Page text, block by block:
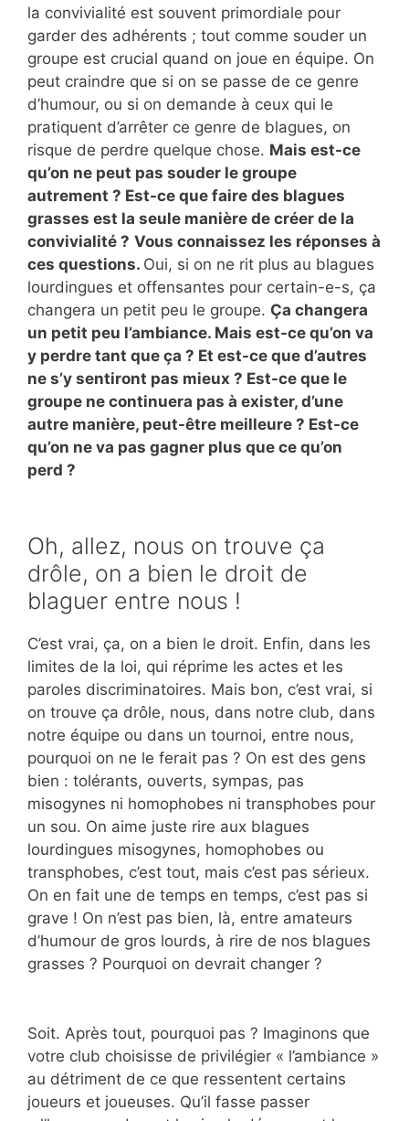
la convivialité est souvent primordiale pour
garder des adhérents ; tout comme souder un
groupe est crucial quand on joue en équipe. On
peut craindre que si on se passe de ce genre
d’humour, ou si on demande à ceux qui le
pratiquent d’arrêter ce genre de blagues, on
risque de perdre quelque chose. Mais est-ce
qu’on ne peut pas souder le groupe
autrement ? Est-ce que faire des blagues
grasses est la seule manière de créer de la
convivialité ? Vous connaissez les réponses à
ces questions. Oui, si on ne rit plus au blagues
lourdingues et offensantes pour certain-e-s, ça
changera un petit peu le groupe. Ça changera
un petit peu l’ambiance. Mais est-ce qu’on va
y perdre tant que ça ? Et est-ce que d’autres
ne s’y sentiront pas mieux ? Est-ce que le
groupe ne continuera pas à exister, d’une
autre manière, peut-être meilleure ? Est-ce
qu’on ne va pas gagner plus que ce qu’on
perd ?
Oh, allez, nous on trouve ça
drôle, on a bien le droit de
blaguer entre nous !
C’est vrai, ça, on a bien le droit. Enfin, dans les
limites de la loi, qui réprime les actes et les
paroles discriminatoires. Mais bon, c’est vrai, si
on trouve ça drôle, nous, dans notre club, dans
notre équipe ou dans un tournoi, entre nous,
pourquoi on ne le ferait pas ? On est des gens
bien : tolérants, ouverts, sympas, pas
misogynes ni homophobes ni transphobes pour
un sou. On aime juste rire aux blagues
lourdingues misogynes, homophobes ou
transphobes, c’est tout, mais c’est pas sérieux.
On en fait une de temps en temps, c’est pas si
grave ! On n’est pas bien, là, entre amateurs
d’humour de gros lourds, à rire de nos blagues
grasses ? Pourquoi on devrait changer ?
Soit. Après tout, pourquoi pas ? Imaginons que
votre club choisisse de privilégier « l’ambiance »
au détriment de ce que ressentent certains
joueurs et joueuses. Qu’il fasse passer